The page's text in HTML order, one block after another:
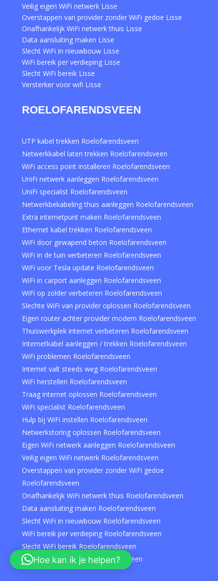
Veilig eigen WiFi netwerk Lisse
Overstappen van provider zonder WiFi gedoe Lisse
Onafhankelijk WiFi netwerk thuis Lisse
Data aansluiting maken Lisse
Slecht WiFi in nieuwbouw Lisse
WiFi bereik per verdieping Lisse
Slecht WiFi bereik Lisse
Versterker voor wifi Lisse
ROELOFARENDSVEEN
UTP kabel trekken Roelofarendsveen
Netwerkkabel laten trekken Roelofarendsveen
WiFi access point installeren Roelofarendsveen
UniFi netwerk aanleggen Roelofarendsveen
UniFi specialist Roelofarendsveen
Netwerkbekabeling thuis aanleggen Roelofarendsveen
Extra internetpunt maken Roelofarendsveen
Ethernet kabel trekken Roelofarendsveen
WiFi door gewapend beton Roelofarendsveen
WiFi in de tuin verbeteren Roelofarendsveen
WiFi voor Tesla update Roelofarendsveen
WiFi in carport aanleggen Roelofarendsveen
WiFi op zolder verbeteren Roelofarendsveen
Slechte WiFi van provider oplossen Roelofarendsveen
Eigen router achter provider modem Roelofarendsveen
Thuiswerkplek internet verbeteren Roelofarendsveen
Internetkabel aanleggen / trekken Roelofarendsveen
WiFi problemen Roelofarendsveen
Internet valt steeds weg Roelofarendsveen
WiFi herstellen Roelofarendsveen
Traag internet oplossen Roelofarendsveen
WiFi specialist Roelofarendsveen
Hulp bij WiFi instellen Roelofarendsveen
Netwerkstoring oplossen Roelofarendsveen
Eigen WiFi netwerk aanleggen Roelofarendsveen
Veilig eigen WiFi netwerk Roelofarendsveen
Overstappen van provider zonder WiFi gedoe
Roelofarendsveen
Onafhankelijk WiFi netwerk thuis Roelofarendsveen
Data aansluiting maken Roelofarendsveen
Slecht WiFi in nieuwbouw Roelofarendsveen
WiFi bereik per verdieping Roelofarendsveen
Slecht WiFi bereik Roelofarendsveen
Versterker voor wifi Roelofarendsveen
Hoe kan ik je helpen?